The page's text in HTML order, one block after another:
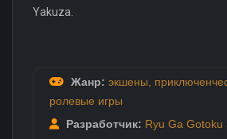
Yakuza.
Жанр: экшены
ролевые игры
Разработчик: Ryu Ga Gotoku